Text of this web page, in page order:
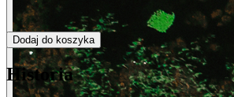
Dodaj do koszyka
Historia